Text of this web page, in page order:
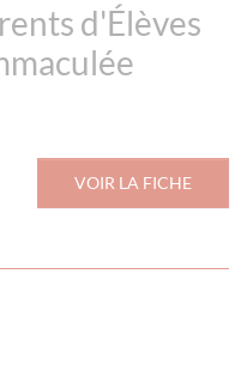
d'Élèves
VOIR LA FICHE